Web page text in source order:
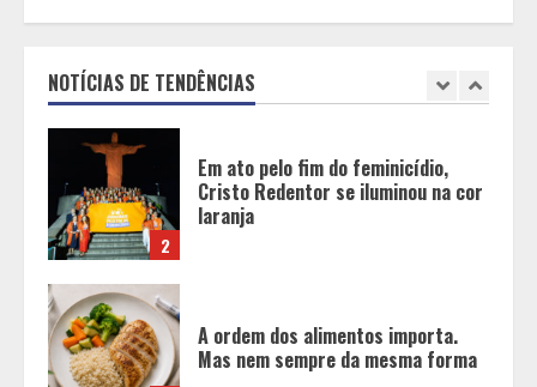
NOTÍCIAS DE TENDÊNCIAS
2
3
A ordem dos alimentos importa.
Mas nem sempre da mesma forma
Casa de apostas: por que a maioria
dos apostadores perde dinheiro?